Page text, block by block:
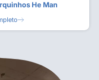
He Man